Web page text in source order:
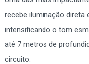
recebe iluminação direta
intensificando o tom
até 7 metros de
circuito.